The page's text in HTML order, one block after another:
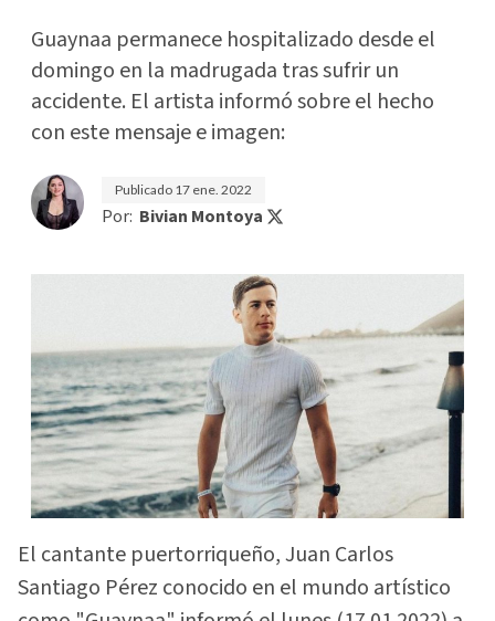
Guaynaa permanece hospitalizado desde el
domingo en la madrugada tras sufrir un
accidente. El artista informó sobre el hecho
con este mensaje e imagen:
Publicado 17 ene. 2022
Por: Bivian Montoya
El cantante puertorriqueño, Juan Carlos
Santiago Pérez conocido en el mundo artístico